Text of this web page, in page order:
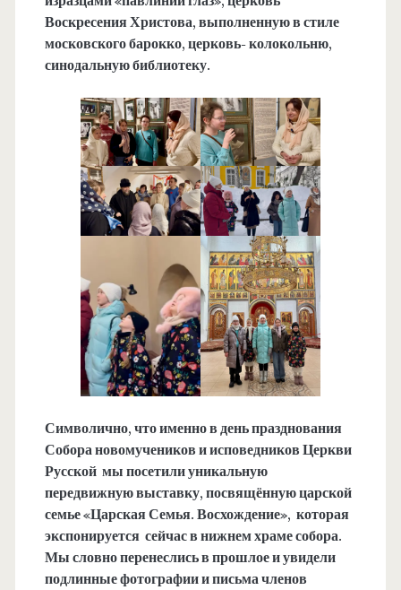
Воскресения Христова, выполненную в стиле
московского барокко, церковь- колокольню,
синодальную библиотеку.
Символично, что именно в день празднования
Собора новомучеников и исповедников Церкви
Русской мы посетили уникальную
передвижную выставку, посвящённую царской
семье «Царская Семья. Восхождение», которая
экспонируется сейчас в нижнем храме собора.
Мы словно перенеслись в прошлое и увидели
подлинные фотографии и письма членов